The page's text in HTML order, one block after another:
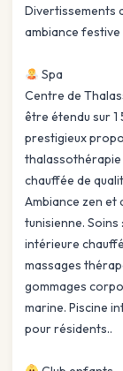
Divertissements
ambiance festive
Spa
Centre de
être étendu sur
prestigieux
thalassothérapie
chauffée de
Ambiance zen
tunisienne. Soins
intérieure
massages
gommages
marine. Piscine
pour résidents..